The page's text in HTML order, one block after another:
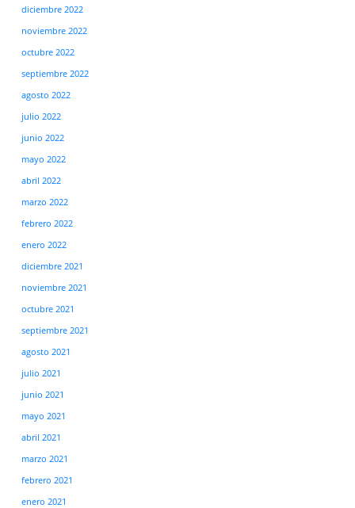
diciembre 2022
noviembre 2022
octubre 2022
septiembre 2022
agosto 2022
julio 2022
junio 2022
mayo 2022
abril 2022
marzo 2022
febrero 2022
enero 2022
diciembre 2021
noviembre 2021
octubre 2021
septiembre 2021
agosto 2021
julio 2021
junio 2021
mayo 2021
abril 2021
marzo 2021
febrero 2021
enero 2021